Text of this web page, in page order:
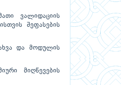
ვალიდაციის
შეფასების
და მოდულის
მიღწევების